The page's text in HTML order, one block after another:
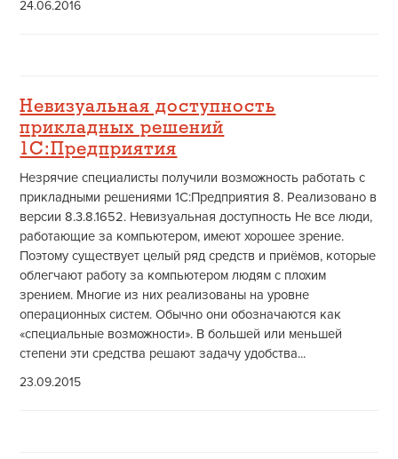
24.06.2016
Невизуальная доступность
прикладных решений
1С:Предприятия
Незрячие специалисты получили возможность работать с
прикладными решениями 1С:Предприятия 8. Реализовано в
версии 8.3.8.1652. Невизуальная доступность Не все люди,
работающие за компьютером, имеют хорошее зрение.
Поэтому существует целый ряд средств и приёмов, которые
облегчают работу за компьютером людям с плохим
зрением. Многие из них реализованы на уровне
операционных систем. Обычно они обозначаются как
«специальные возможности». В большей или меньшей
степени эти средства решают задачу удобства...
23.09.2015